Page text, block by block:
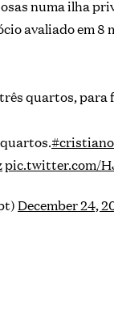
numa ilha
avaliado em 8
quartos, para
pic.twitter.com/
December 24,